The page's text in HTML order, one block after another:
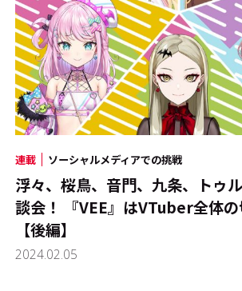
連載 ソーシャルメディアでの挑戦
浮々、桜鳥、音門、九条、トゥ
談会！ 『VEE』はVTuber全体
【後編】
2024.02.05